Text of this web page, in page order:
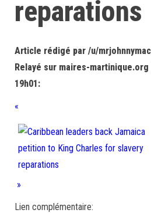
reparations
Article rédigé par /u/
Relayé sur maires-
19h01:
«
»
Lien complémentaire: